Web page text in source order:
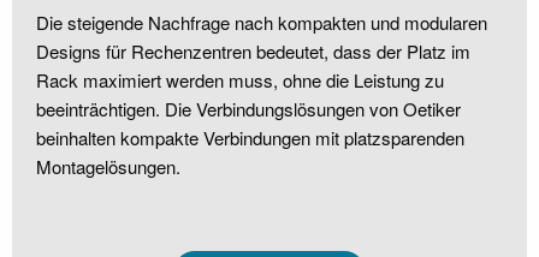
Die steigende Nachfrage nach kompakten und modularen
Designs für Rechenzentren bedeutet, dass der Platz im
Rack maximiert werden muss, ohne die Leistung zu
beeinträchtigen. Die Verbindungslösungen von Oetiker
beinhalten kompakte Verbindungen mit platzsparenden
Montagelösungen.